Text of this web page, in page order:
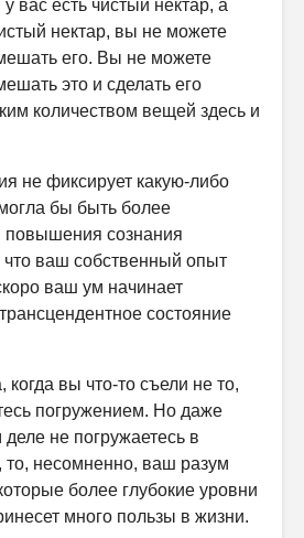
вас есть чистый нектар, а
нектар, вы не можете
его. Вы не можете
это и сделать его
количеством вещей здесь и
не фиксирует какую-либо
бы быть более
сознания
что ваш собственный опыт
ваш ум начинает
состояние
когда вы что-то съели не то,
погружением. Но даже
не погружаетесь в
то, несомненно, ваш разум
более глубокие уровни
много пользы в жизни.